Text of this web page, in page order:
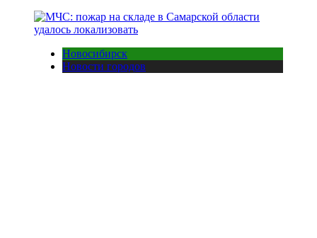
Новосибирск
Новости городов